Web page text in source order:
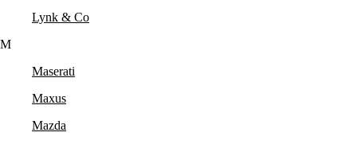
Lynk & Co
M
Maserati
Maxus
Mazda